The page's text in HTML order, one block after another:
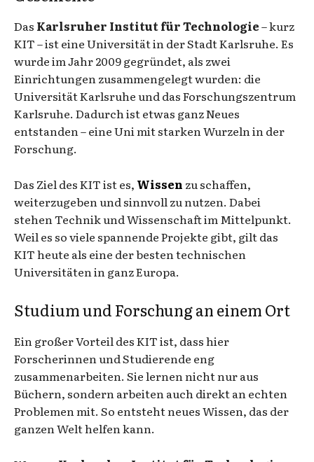
Das Karlsruher Institut für Technologie– kurz
KIT – ist eine Universität in der Stadt Karlsruhe. Es
wurde im Jahr 2009 gegründet, als zwei
Einrichtungen zusammengelegt wurden: die
Universität Karlsruhe und das Forschungszentrum
Karlsruhe. Dadurch ist etwas ganz Neues
entstanden – eine Uni mit starken Wurzeln in der
Forschung.
Das Ziel des KIT ist es, Wissen zu schaffen,
weiterzugeben und sinnvoll zu nutzen. Dabei
stehen Technik und Wissenschaft im Mittelpunkt.
Weil es so viele spannende Projekte gibt, gilt das
KIT heute als eine der besten technischen
Universitäten in ganz Europa.
Studium und Forschung an einem Ort
Ein großer Vorteil des KIT ist, dass hier
Forscherinnen und Studierende eng
zusammenarbeiten. Sie lernen nicht nur aus
Büchern, sondern arbeiten auch direkt an echten
Problemen mit. So entsteht neues Wissen, das der
ganzen Welt helfen kann.